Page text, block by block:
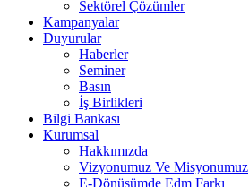
Sektörel Çözümler
Kampanyalar
Duyurular
Haberler
Seminer
Basın
İş Birlikleri
Bilgi Bankası
Kurumsal
Hakkımızda
Vizyonumuz Ve Misyonumuz
E-Dönüşümde Edm Farkı